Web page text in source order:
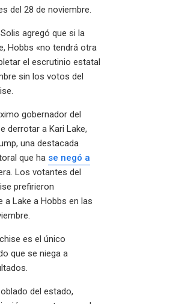
del 28 de noviembre.
agregó que si la
Hobbs «no tendrá otra
el escrutinio estatal
sin los votos del
gobernador del
derrotar a Kari Lake,
una destacada
que ha se negó a
Los votantes del
prefirieron
a Lake a Hobbs en las
es el único
que se niega a
del estado,